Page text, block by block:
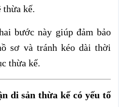
thừa kế.
bước này giúp đảm bảo
sơ và tránh kéo dài thời
thừa kế.
di sản thừa kế có yếu tố